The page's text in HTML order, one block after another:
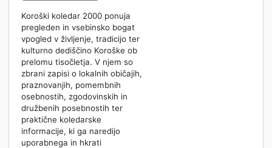
Koroški koledar 2000 ponuja
pregleden in vsebinsko bogat
vpogled v življenje, tradicijo ter
kulturno dediščino Koroške ob
prelomu tisočletja. V njem so
zbrani zapisi o lokalnih običajih,
praznovanjih, pomembnih
osebnostih, zgodovinskih in
družbenih posebnostih ter
praktične koledarske
informacije, ki ga naredijo
uporabnega in hkrati